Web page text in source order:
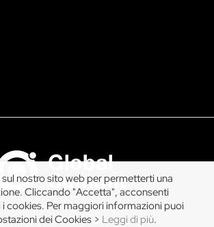
Copyright © 2026
nostro sito web per permetterti una
Cliccando "Accetta", acconsenti
cookies. Per maggiori informazioni puoi
dei Cookies > Leggi di più.